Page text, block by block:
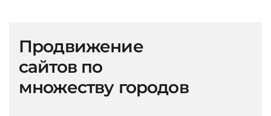
Продвижение
сайтов по
множеству городов